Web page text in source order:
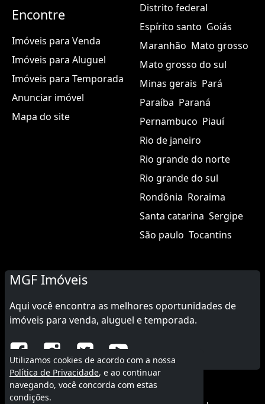
Encontre
Imóveis para Venda
Imóveis para Aluguel
Imóveis para Temporada
Anunciar imóvel
Mapa do site
Distrito federal
Espírito santo Goiás
Maranhão Mato grosso
Mato grosso do sul
Minas gerais Pará
Paraíba Paraná
Pernambuco Piauí
Rio de janeiro
Rio grande do norte
Rio grande do sul
Rondônia Roraima
Santa catarina Sergipe
São paulo Tocantins
MGF Imóveis
Aqui você encontra as melhores oportunidades de
imóveis para venda, aluguel e temporada.
© 2015 - 2026 MGF Imóveis.
Utilizamos cookies de acordo com a nossa
Política de Privacidade, e ao continuar
navegando, você concorda com estas
condições.